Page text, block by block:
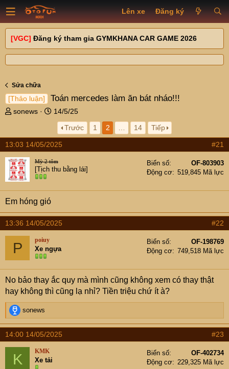
Lên xe Đăng ký
[VGC] Đăng ký tham gia GYMKHANA CAR GAME 2026
Sửa chữa
[Thảo luận] Toán mercedes làm ăn bát nháo!!!
T
e
a
d
s
t
r
e
r
sonews
N
y
g
ử
i
14/5/25
Trước
1 2 14 Tiếp
13:03 14/05/2025 #21
Mỳ 2 tôm
[Tịch thu bằng lái]
Biển số
OF-803903
Động cơ
519,845 Mã lực
Em hóng gió
13:36 14/05/2025 #22
P poiuy
Xe ngựa
Biển số
OF-198769
Động cơ
749,518 Mã lực
No bảo thay ắc quy mà mình cũng không xem có thay thật
hay không thì cũng lạ nhỉ? Tiền triệu chứ ít à?
R
e
a
c
t
o
sonews
14:00 14/05/2025 #23
K KMK
Xe tải
Biển số
OF-402734
Động cơ
229,325 Mã lực